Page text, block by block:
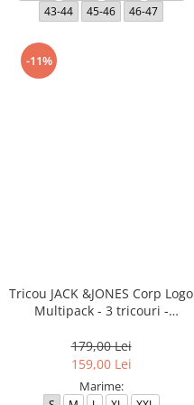
43-44 45-46 46-47
-11%
Tricou JACK &JONES Corp Logo
Multipack - 3 tricouri -
179,00 Lei
159,00 Lei
Marime: